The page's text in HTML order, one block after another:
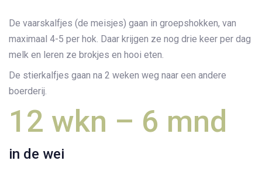
De vaarskalfjes (de meisjes) gaan in groepshokken, van
maximaal 4-5 per hok. Daar krijgen ze nog drie keer per dag
melk en leren ze brokjes en hooi eten.
De stierkalfjes gaan na 2 weken weg naar een andere
boerderij.
12 wkn – 6 mnd
in de wei